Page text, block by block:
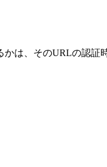
は、そのURLの認証